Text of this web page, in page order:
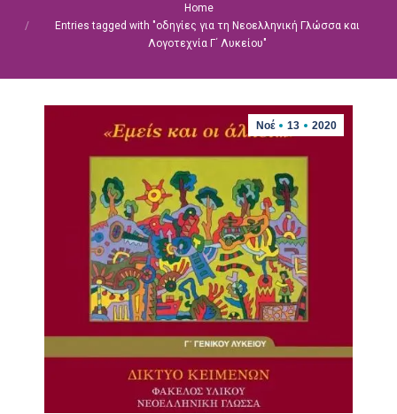
Home
Entries tagged with "οδηγίες για τη Νεοελληνική Γλώσσα και
Λογοτεχνία Γ΄ Λυκείου"
Νοέ 13 2020